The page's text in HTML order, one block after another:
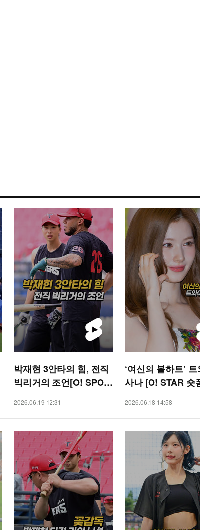
박재현 3안타의 힘, 전직
빅리거의 조언[O! SPOR
2026.06.19 12:31
‘여신의 볼하트’
사나 [O! STAR 숏
2026.06.18 14:58